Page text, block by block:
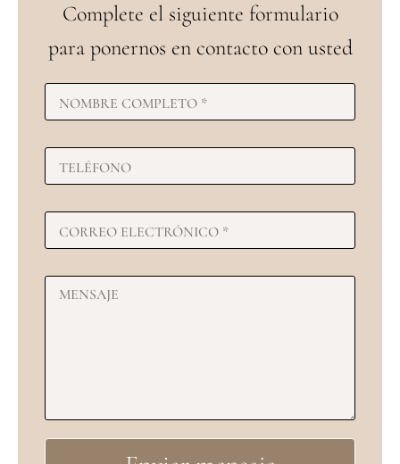
Complete el siguiente formulario
para ponernos en contacto con usted